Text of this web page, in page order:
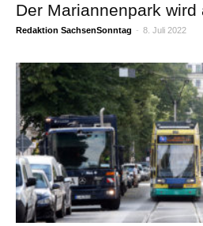
Der Mariannenpark
Redaktion SachsenSonntag - 8. Juli 2022